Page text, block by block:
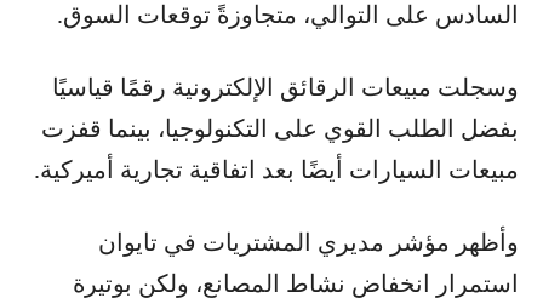
السادس على التوالي، متجاوزةً توقعات السوق.
وسجلت مبيعات الرقائق الإلكترونية رقمًا قياسيًا
بفضل الطلب القوي على التكنولوجيا، بينما قفزت
مبيعات السيارات أيضًا بعد اتفاقية تجارية أميركية.
وأظهر مؤشر مديري المشتريات في تايوان
استمرار انخفاض نشاط المصانع، ولكن بوتيرة